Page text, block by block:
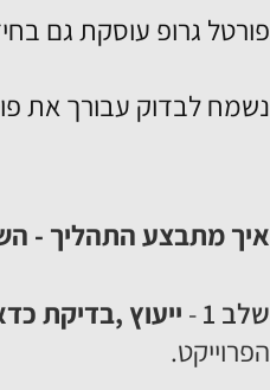
פורטל גרופ עוסקת גם
נשמח לבדוק עבורך את
איך מתבצע התהליך -
שלב 1 - ייעוץ ,בדיקת
הפרוייקט.